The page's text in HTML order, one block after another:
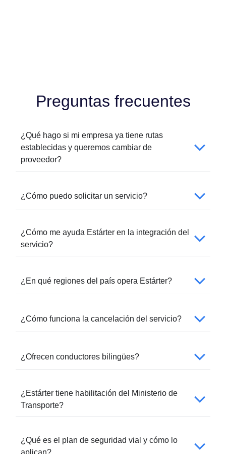
Preguntas frecuentes
¿Qué hago si mi empresa ya tiene rutas
establecidas y queremos cambiar de
proveedor?
¿Cómo puedo solicitar un servicio?
¿Cómo me ayuda Estárter en la integración del
servicio?
¿En qué regiones del país opera Estárter?
¿Cómo funciona la cancelación del servicio?
¿Ofrecen conductores bilingües?
¿Estárter tiene habilitación del Ministerio de
Transporte?
¿Qué es el plan de seguridad vial y cómo lo
aplican?